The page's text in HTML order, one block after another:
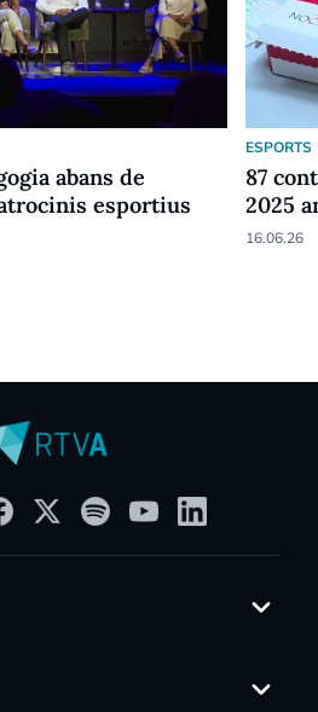
abans de
esportius
ESPORTS
87
2025
16.06.26